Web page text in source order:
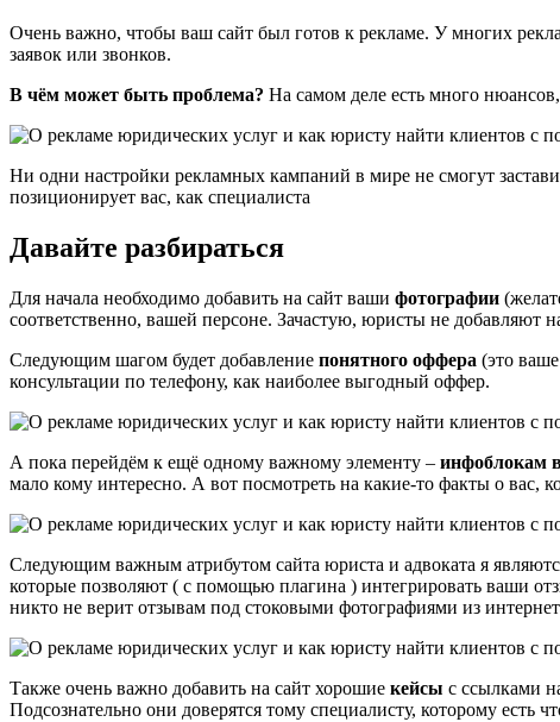
Очень важно, чтобы ваш сайт был готов к рекламе. У многих
заявок или звонков.
В чём может быть проблема? На самом деле есть много
Ни одни настройки рекламных кампаний в мире не смогут
позиционирует вас, как специалиста
Давайте разбираться
Для начала необходимо добавить на сайт ваши фотографии
соответственно, вашей персоне. Зачастую, юристы не добавляют
Следующим шагом будет добавление понятного оффера (это
консультации по телефону, как наиболее выгодный оффер.
А пока перейдём к ещё одному важному элементу – инфоблокам
мало кому интересно. А вот посмотреть на какие-то факты о вас,
Следующим важным атрибутом сайта юриста и адвоката я
которые позволяют ( с помощью плагина ) интегрировать ваши
никто не верит отзывам под стоковыми фотографиями из
Также очень важно добавить на сайт хорошие кейсы с ссылками
Подсознательно они доверятся тому специалисту, которому есть